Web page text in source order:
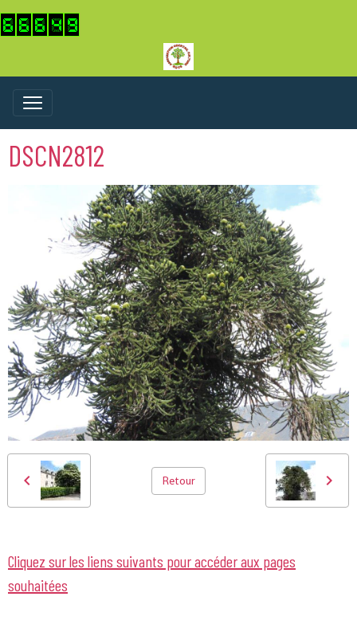
DSCN2812
Retour
Cliquez sur les liens suivants pour accéder aux pages
souhaitées